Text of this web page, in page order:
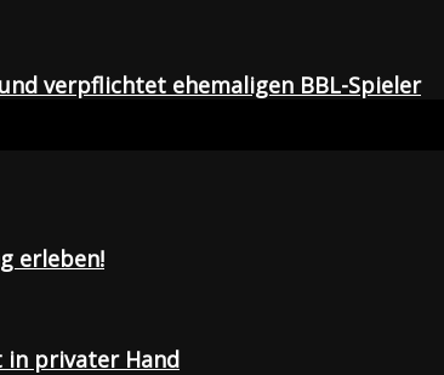
verpflichtet ehemaligen BBL-Spieler
erleben!
in privater Hand